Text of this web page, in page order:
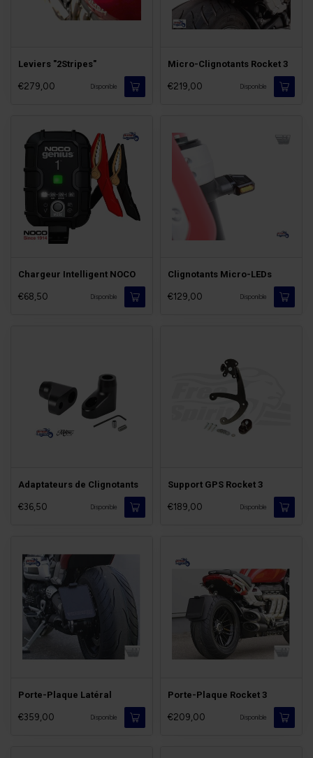
Leviers "2Stripes"
€279,00 Disponible
Micro-Clignotants Rocket 3
€219,00 Disponible
Chargeur Intelligent NOCO
€68,50 Disponible
Clignotants Micro-LEDs
€129,00 Disponible
Adaptateurs de Clignotants
€36,50 Disponible
Support GPS Rocket 3
€189,00 Disponible
Porte-Plaque Latéral
€359,00 Disponible
Porte-Plaque Rocket 3
€209,00 Disponible